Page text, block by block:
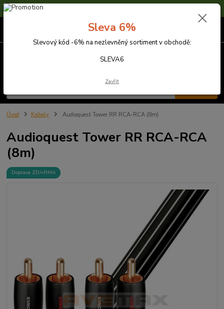
Sleva 6% na nezlevněné zboží s kódem SLEVA6
Úvod Kabely Audioquest Tower RR RCA-RCA (8m)
Audioquest Tower RR RCA-RCA
(8m)
Doprava ZDARMA
Sleva 6%
Slevový kód -6% na nezlevněný sortiment v obchodě:
SLEVA6
Zavřít